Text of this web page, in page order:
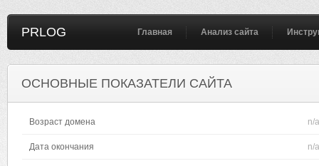
PRLOG Главная Анализ сайта
ОСНОВНЫЕ ПОКАЗАТЕЛИ САЙТА
Возраст домена n/a
Дата окончания n/a